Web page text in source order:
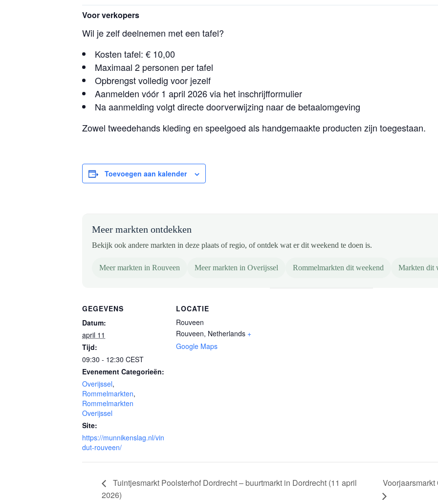
Voor verkopers
Wil je zelf deelnemen met een tafel?
Kosten tafel: € 10,00
Maximaal 2 personen per tafel
Opbrengst volledig voor jezelf
Aanmelden vóór 1 april 2026 via het inschrijfformulier
Na aanmelding volgt directe doorverwijzing naar de betaalomgeving
Zowel tweedehands kleding en speelgoed als handgemaakte producten zijn toegestaan.
Toevoegen aan kalender
Meer markten ontdekken
Bekijk ook andere markten in deze plaats of regio, of ontdek wat er dit weekend te doen is.
Meer markten in Rouveen Meer markten in Overijssel Rommelmarkten dit weekend Markten dit
GEGEVENS
Datum:
april 11
Tijd:
09:30 - 12:30 CEST
Evenement Categorieën:
Overijssel,
Rommelmarkten,
Rommelmarkten
Overijssel
Site:
https://munnikenslag.nl/vin
dut-rouveen/
LOCATIE
Rouveen
Rouveen, Netherlands +
Google Maps
Tuintjesmarkt Poolsterhof Dordrecht – buurtmarkt in Dordrecht (11 april
2026)